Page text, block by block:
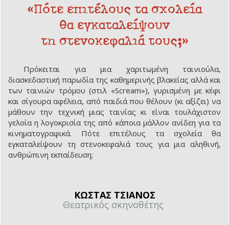
«Πότε επιτέλους τα σχολεία
θα εγκαταλείψουν
τη στενοκεφαλιά τους;»
Πρόκειται για μια χαριτωμένη ταινιούλα,
διασκεδαστική παρωδία της καθημερινής βλακείας αλλά και
των ταινιών τρόμου (στιλ «Scream»), γυρισμένη με κέφι
και σίγουρα αφέλεια, από παιδιά που θέλουν (κι αξίζει) να
μάθουν την τεχνική μιας ταινίας κι είναι τουλάχιστον
γελοία η λογοκρισία της από κάποια μάλλον ανίδεη για τα
κινηματογραφικά. Πότε επιτέλους τα σχολεία θα
εγκαταλείψουν τη στενοκεφαλιά τους για μια αληθινή,
ανθρώπινη εκπαίδευση;
ΚΩΣΤΑΣ ΤΣΙΑΝΟΣ
Θεατρικός σκηνοθέτης